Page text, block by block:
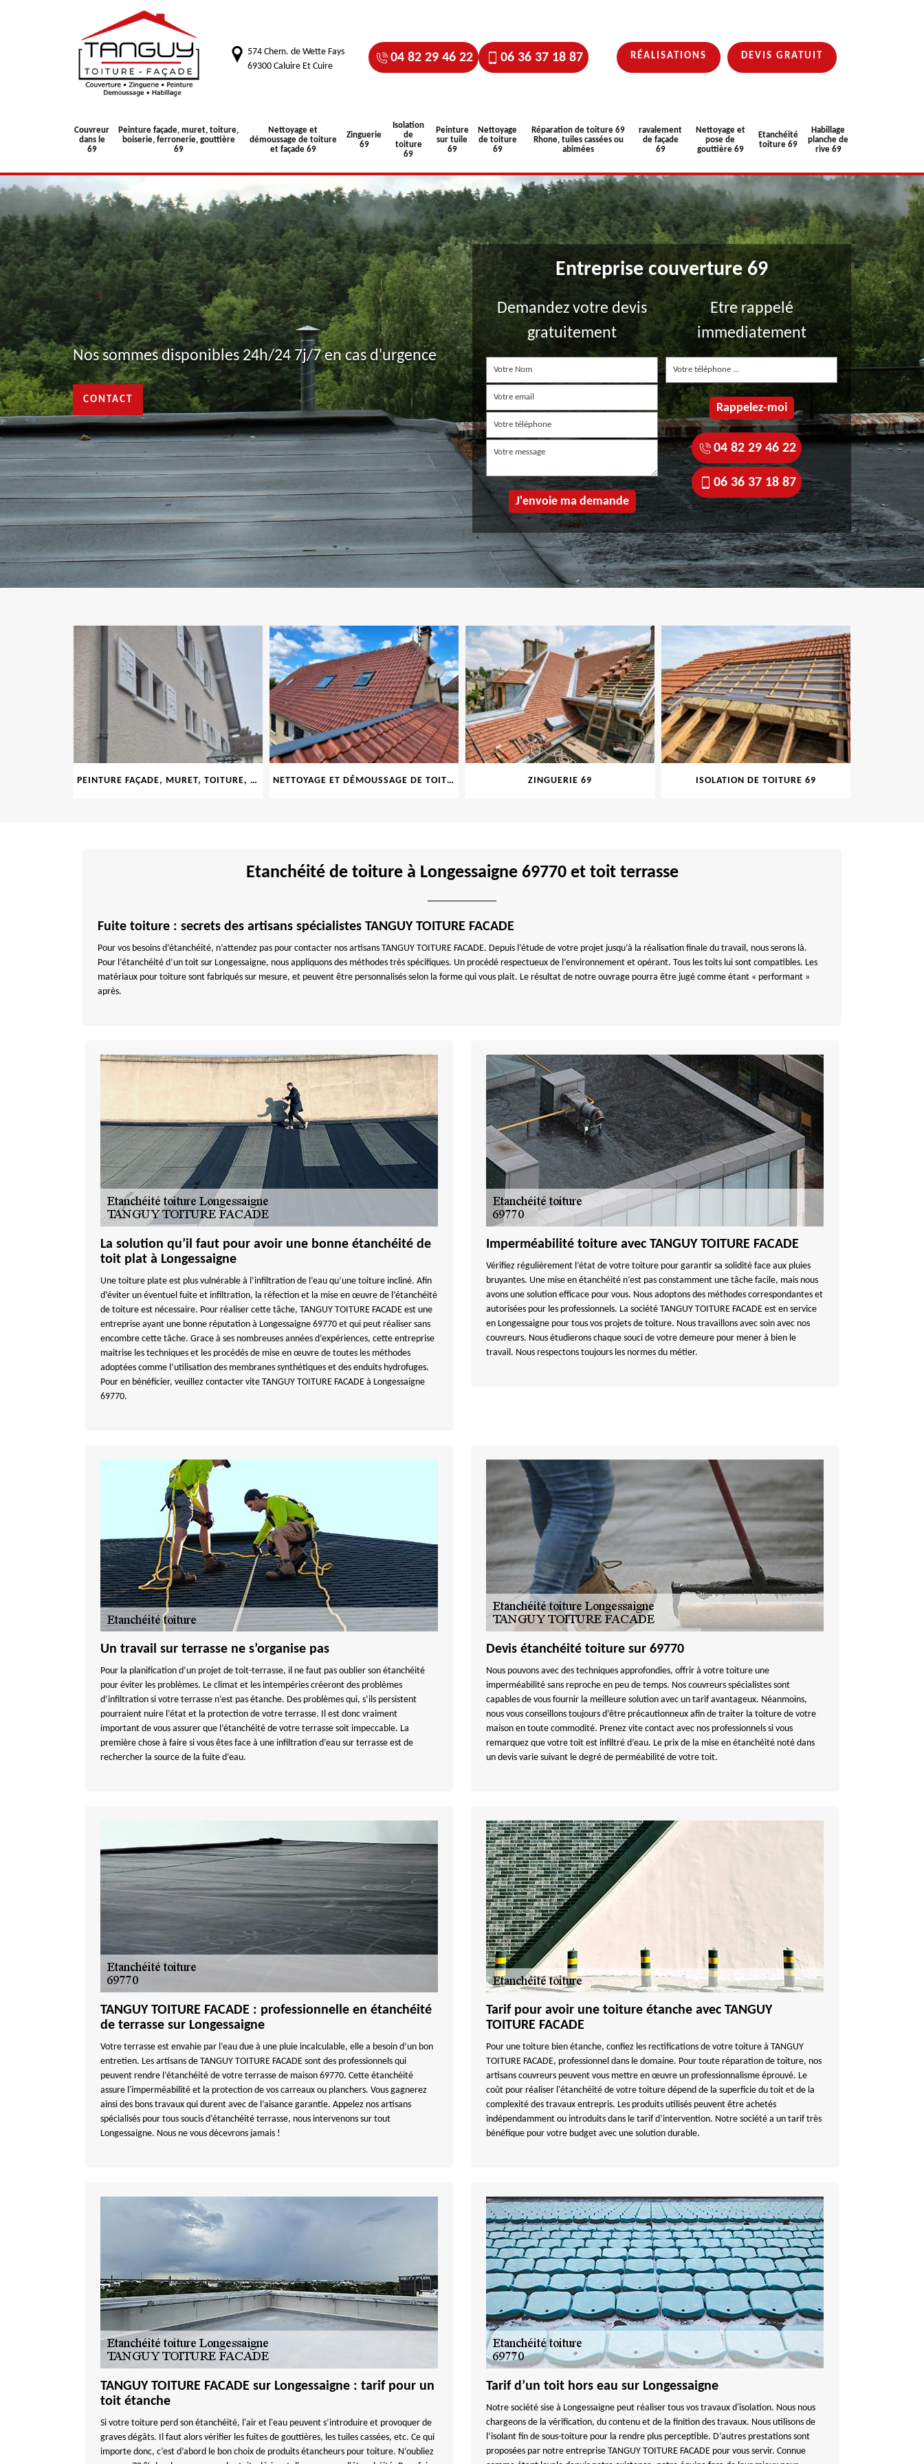
574 Chem. de Wette Fays
69300 Caluire Et Cuire
04 82 29 46 22 06 36 37 18 87 RÉALISATIONS DEVIS GRATUIT
Couvreur
dans le
69
Peinture façade, muret, toiture,
boiserie, ferronerie, gouttière
69
Nettoyage et
démoussage de toiture
et façade 69
Zinguerie
69
Isolation
de
toiture
69
Peinture
sur tuile
69
Nettoyage
de toiture
69
Réparation de toiture 69
Rhone, tuiles cassées ou
abimées
ravalement
de façade
69
Nettoyage et
pose de
gouttière 69
Etanchéité
toiture 69
Habillage
planche de
rive 69
Nos sommes disponibles 24h/24 7j/7 en cas d'urgence
CONTACT
Entreprise couverture 69
Demandez votre devis
gratuitement
Etre rappelé
immediatement
04 82 29 46 22
06 36 37 18 87
PEINTURE FAÇADE, MURET, TOITURE, BOISERIE, FERRONERIE, GOUTTIÈRE 69 NETTOYAGE ET DÉMOUSSAGE DE TOITURE ET FAÇADE 69 ZINGUERIE 69 ISOLATION DE TOITURE 69
Etanchéité de toiture à Longessaigne 69770 et toit terrasse
Fuite toiture : secrets des artisans spécialistes TANGUY TOITURE FACADE
Pour vos besoins d’étanchéité, n’attendez pas pour contacter nos artisans TANGUY TOITURE FACADE. Depuis l’étude de votre projet jusqu’à la réalisation finale du travail, nous serons là.
Pour l’étanchéité d’un toit sur Longessaigne, nous appliquons des méthodes très spécifiques. Un procédé respectueux de l’environnement et opérant. Tous les toits lui sont compatibles. Les
matériaux pour toiture sont fabriqués sur mesure, et peuvent être personnalisés selon la forme qui vous plait. Le résultat de notre ouvrage pourra être jugé comme étant « performant »
après.
La solution qu’il faut pour avoir une bonne étanchéité de
toit plat à Longessaigne
Une toiture plate est plus vulnérable à l’infiltration de l’eau qu’une toiture incliné. Afin
d’éviter un éventuel fuite et infiltration, la réfection et la mise en œuvre de l’étanchéité
de toiture est nécessaire. Pour réaliser cette tâche, TANGUY TOITURE FACADE est une
entreprise ayant une bonne réputation à Longessaigne 69770 et qui peut réaliser sans
encombre cette tâche. Grace à ses nombreuses années d’expériences, cette entreprise
maitrise les techniques et les procédés de mise en œuvre de toutes les méthodes
adoptées comme l’utilisation des membranes synthétiques et des enduits hydrofuges.
Pour en bénéficier, veuillez contacter vite TANGUY TOITURE FACADE à Longessaigne
69770.
Imperméabilité toiture avec TANGUY TOITURE FACADE
Vérifiez régulièrement l’état de votre toiture pour garantir sa solidité face aux pluies
bruyantes. Une mise en étanchéité n’est pas constamment une tâche facile, mais nous
avons une solution efficace pour vous. Nous adoptons des méthodes correspondantes et
autorisées pour les professionnels. La société TANGUY TOITURE FACADE est en service
en Longessaigne pour tous vos projets de toiture. Nous travaillons avec soin avec nos
couvreurs. Nous étudierons chaque souci de votre demeure pour mener à bien le
travail. Nous respectons toujours les normes du métier.
Un travail sur terrasse ne s’organise pas
Pour la planification d’un projet de toit-terrasse, il ne faut pas oublier son étanchéité
pour éviter les problèmes. Le climat et les intempéries créeront des problèmes
d’infiltration si votre terrasse n’est pas étanche. Des problèmes qui, s’ils persistent
pourraient nuire l’état et la protection de votre terrasse. Il est donc vraiment
important de vous assurer que l’étanchéité de votre terrasse soit impeccable. La
première chose à faire si vous êtes face à une infiltration d’eau sur terrasse est de
rechercher la source de la fuite d’eau.
Devis étanchéité toiture sur 69770
Nous pouvons avec des techniques approfondies, offrir à votre toiture une
imperméabilité sans reproche en peu de temps. Nos couvreurs spécialistes sont
capables de vous fournir la meilleure solution avec un tarif avantageux. Néanmoins,
nous vous conseillons toujours d’être précautionneux afin de traiter la toiture de votre
maison en toute commodité. Prenez vite contact avec nos professionnels si vous
remarquez que votre toit est infiltré d’eau. Le prix de la mise en étanchéité noté dans
un devis varie suivant le degré de perméabilité de votre toit.
TANGUY TOITURE FACADE : professionnelle en étanchéité
de terrasse sur Longessaigne
Votre terrasse est envahie par l’eau due à une pluie incalculable, elle a besoin d’un bon
entretien. Les artisans de TANGUY TOITURE FACADE sont des professionnels qui
peuvent rendre l’étanchéité de votre terrasse de maison 69770. Cette étanchéité
assure l'imperméabilité et la protection de vos carreaux ou planchers. Vous gagnerez
ainsi des bons travaux qui durent avec de l’aisance garantie. Appelez nos artisans
spécialisés pour tous soucis d’étanchéité terrasse, nous intervenons sur tout
Longessaigne. Nous ne vous décevrons jamais !
Tarif pour avoir une toiture étanche avec TANGUY
TOITURE FACADE
Pour une toiture bien étanche, confiez les rectifications de votre toiture à TANGUY
TOITURE FACADE, professionnel dans le domaine. Pour toute réparation de toiture, nos
artisans couvreurs peuvent vous mettre en œuvre un professionnalisme éprouvé. Le
coût pour réaliser l'étanchéité de votre toiture dépend de la superficie du toit et de la
complexité des travaux entrepris. Les produits utilisés peuvent être achetés
indépendamment ou introduits dans le tarif d’intervention. Notre société a un tarif très
bénéfique pour votre budget avec une solution durable.
TANGUY TOITURE FACADE sur Longessaigne : tarif pour un
toit étanche
Si votre toiture perd son étanchéité, l'air et l'eau peuvent s’introduire et provoquer de
graves dégâts. Il faut alors vérifier les fuites de gouttières, les tuiles cassées, etc. Ce qui
importe donc, c’est d’abord le bon choix de produits étancheurs pour toiture. N’oubliez
Tarif d’un toit hors eau sur Longessaigne
Notre société sise à Longessaigne peut réaliser tous vos travaux d'isolation. Nous nous
chargeons de la vérification, du contenu et de la finition des travaux. Nous utilisons de
l’isolant fin de sous-toiture pour la rendre plus perceptible. D’autres prestations sont
proposées par notre entreprise TANGUY TOITURE FACADE pour vous servir. Connue